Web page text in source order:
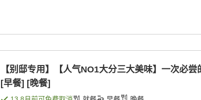
【别邸专用】【人气NO1大分三大美味】一次必尝
[早餐] [晚餐]